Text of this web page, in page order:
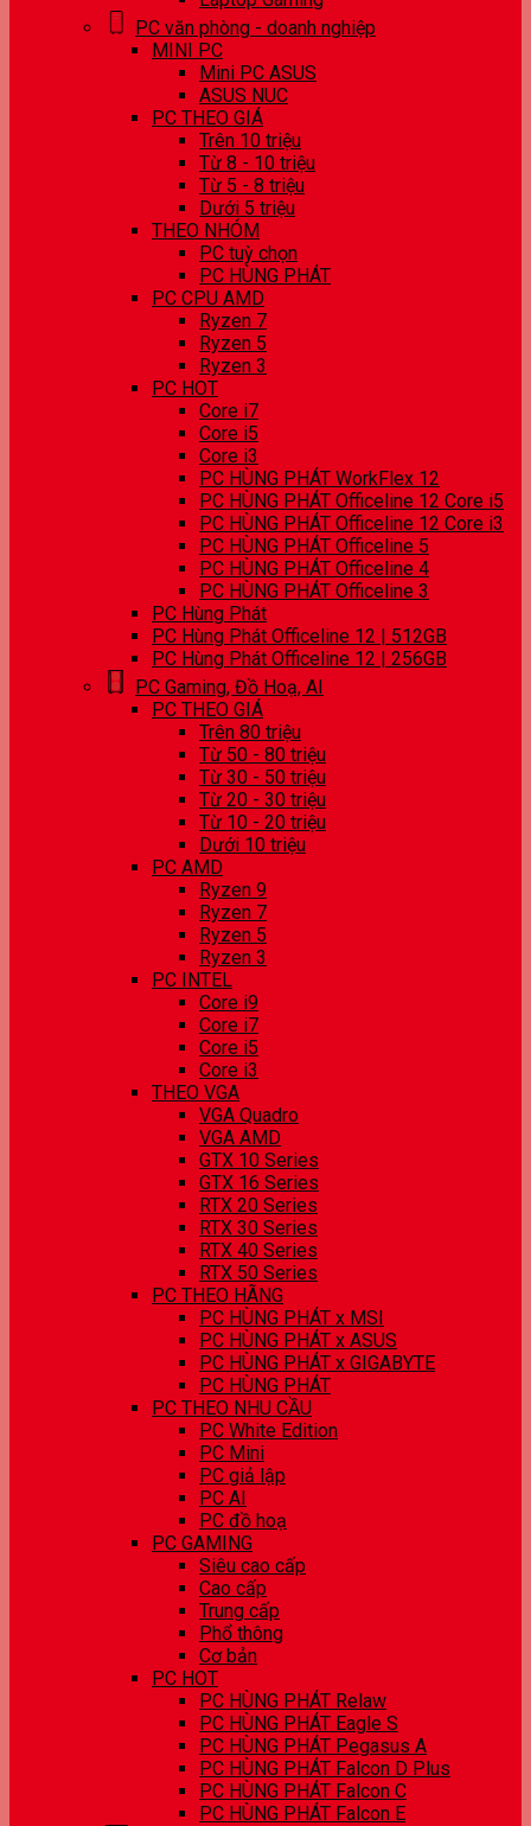
PC văn phòng - doanh nghiệp
MINI PC
Mini PC ASUS
ASUS NUC
PC THEO GIÁ
Trên 10 triệu
Từ 8 - 10 triệu
Từ 5 - 8 triệu
Dưới 5 triệu
THEO NHÓM
PC tuỳ chọn
PC HÙNG PHÁT
PC CPU AMD
Ryzen 7
Ryzen 5
Ryzen 3
PC HOT
Core i7
Core i5
Core i3
PC HÙNG PHÁT WorkFlex 12
PC HÙNG PHÁT Officeline 12 Core i5
PC HÙNG PHÁT Officeline 12 Core i3
PC HÙNG PHÁT Officeline 5
PC HÙNG PHÁT Officeline 4
PC HÙNG PHÁT Officeline 3
PC Hùng Phát
PC Hùng Phát Officeline 12 | 512GB
PC Hùng Phát Officeline 12 | 256GB
PC Gaming, Đồ Hoạ, AI
PC THEO GIÁ
Trên 80 triệu
Từ 50 - 80 triệu
Từ 30 - 50 triệu
Từ 20 - 30 triệu
Từ 10 - 20 triệu
Dưới 10 triệu
PC AMD
Ryzen 9
Ryzen 7
Ryzen 5
Ryzen 3
PC INTEL
Core i9
Core i7
Core i5
Core i3
THEO VGA
VGA Quadro
VGA AMD
GTX 10 Series
GTX 16 Series
RTX 20 Series
RTX 30 Series
RTX 40 Series
RTX 50 Series
PC THEO HÃNG
PC HÙNG PHÁT x MSI
PC HÙNG PHÁT x ASUS
PC HÙNG PHÁT x GIGABYTE
PC HÙNG PHÁT
PC THEO NHU CẦU
PC White Edition
PC Mini
PC giả lập
PC AI
PC đồ hoạ
PC GAMING
Siêu cao cấp
Cao cấp
Trung cấp
Phổ thông
Cơ bản
PC HOT
PC HÙNG PHÁT Relaw
PC HÙNG PHÁT Eagle S
PC HÙNG PHÁT Pegasus A
PC HÙNG PHÁT Falcon D Plus
PC HÙNG PHÁT Falcon C
PC HÙNG PHÁT Falcon E